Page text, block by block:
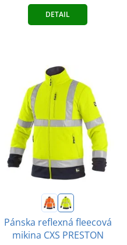
DETAIL
Pánska reflexná fleecová
mikina CXS PRESTON